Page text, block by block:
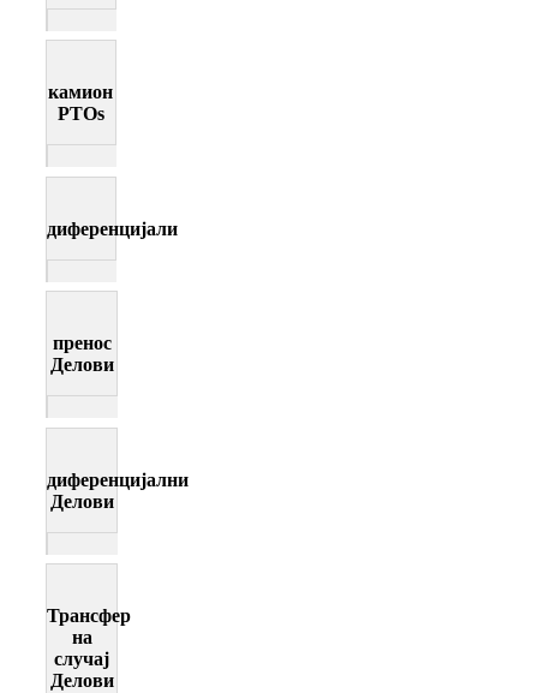
камион
PTOs
диференцијали
пренос
Делови
диференцијални
Делови
Трансфер
на
случај
Делови